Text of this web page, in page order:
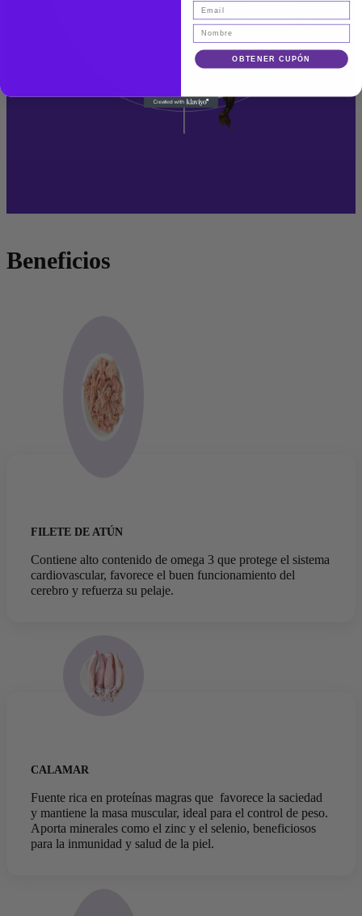
Beneficios
FILETE DE ATÚN
Contiene alto contenido de omega 3 que protege el sistema
cardiovascular, favorece el buen funcionamiento del
cerebro y refuerza su pelaje.
CALAMAR
Fuente rica en proteínas magras que favorece la saciedad
y mantiene la masa muscular, ideal para el control de peso.
Aporta minerales como el zinc y el selenio, beneficiosos
para la inmunidad y salud de la piel.
OBTENER CUPÓN